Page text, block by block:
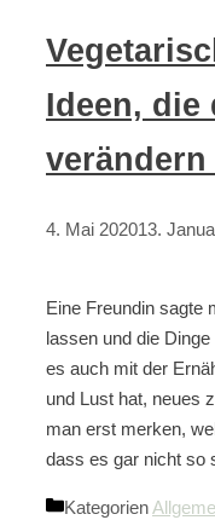
Ideen, die
verändern
4. Mai 202013.
Eine Freundin sagte
lassen und die
es auch mit der
und Lust hat, neues
man erst merken,
dass es gar nicht
Kategorien